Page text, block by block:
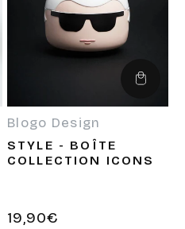
Ajouter
Fournisseur :
Blogo Design
STYLE - BOÎTE
COLLECTION ICONS
Prix
19,90€